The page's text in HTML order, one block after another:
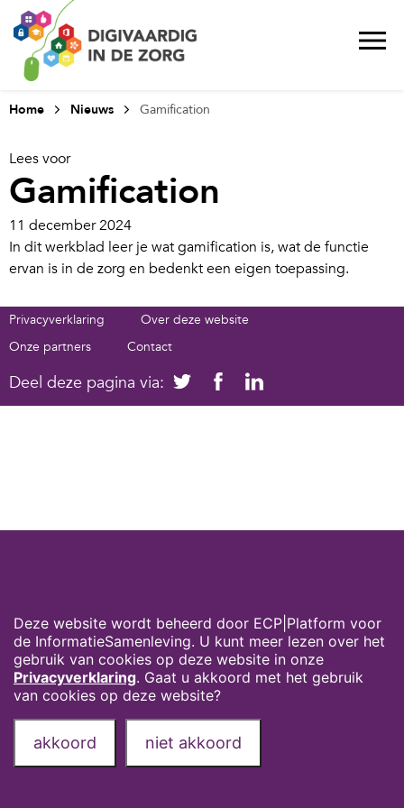
Home Nieuws Gamification
Lees voor
Gamification
11 december 2024
In dit werkblad leer je wat gamification is, wat de functie
ervan is in de zorg en bedenkt een eigen toepassing.
Privacyverklaring
Over deze website
Onze partners
Contact
Deel deze pagina via:
Deze website wordt beheerd door ECP|Platform voor
de InformatieSamenleving. U kunt meer lezen over het
gebruik van cookies op deze website in onze
Privacyverklaring. Gaat u akkoord met het gebruik
van cookies op deze website?
akkoord niet akkoord